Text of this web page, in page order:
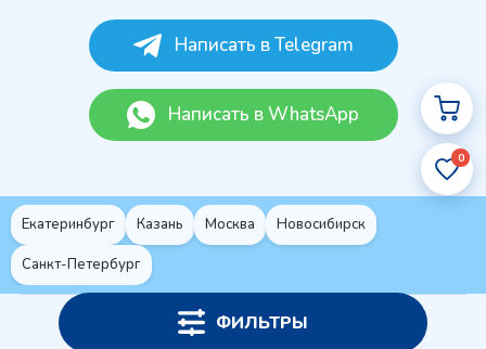
0
ФИЛЬТРЫ
Написать в Telegram
Написать в WhatsApp
Екатеринбург Казань Москва Новосибирск
Санкт-Петербург
Политика конфиденциальности